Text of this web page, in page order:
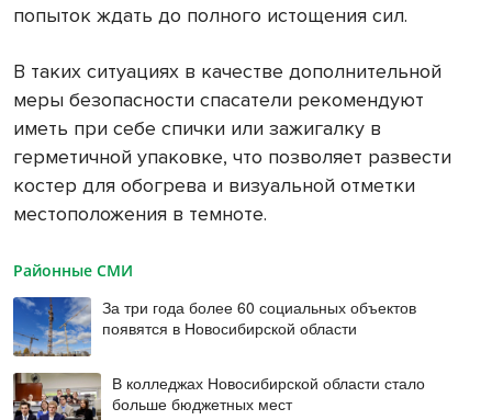
попыток ждать до полного истощения сил.
В таких ситуациях в качестве дополнительной
меры безопасности спасатели рекомендуют
иметь при себе спички или зажигалку в
герметичной упаковке, что позволяет развести
костер для обогрева и визуальной отметки
местоположения в темноте.
Районные СМИ
За три года более 60 социальных объектов
появятся в Новосибирской области
В колледжах Новосибирской области стало
больше бюджетных мест